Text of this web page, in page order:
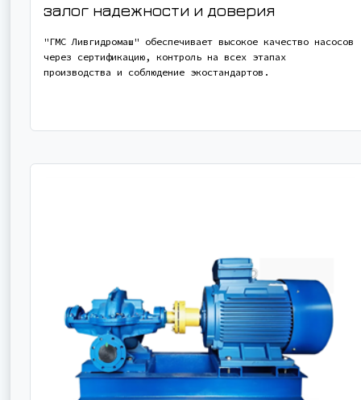
залог надежности и доверия
"ГМС Ливгидромаш" обеспечивает высокое качество насосов
через сертификацию, контроль на всех этапах
производства и соблюдение экостандартов.